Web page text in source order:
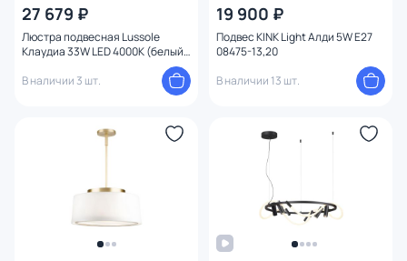
27 679 ₽
Люстра подвесная Lussole
Клаудиа 33W LED 4000К (белый)
В наличии 3 шт.
19 900 ₽
Подвес KINK Light Алди 5W E27
08475-13,20
В наличии 13 шт.
Управление
Назначение
Количество колец
Вид рассеивателя